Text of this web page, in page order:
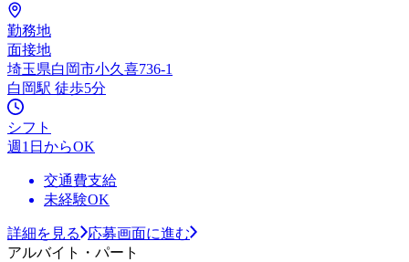
勤務地
面接地
埼玉県白岡市小久喜736-1
白岡駅 徒歩5分
シフト
週1日からOK
交通費支給
未経験OK
詳細を見る
応募画面に進む
アルバイト・パート